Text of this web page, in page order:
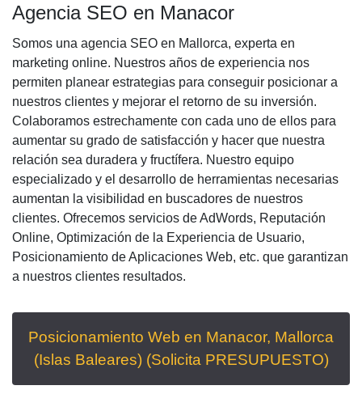
Agencia SEO en Manacor
Somos una agencia SEO en Mallorca, experta en
marketing online. Nuestros años de experiencia nos
permiten planear estrategias para conseguir posicionar a
nuestros clientes y mejorar el retorno de su inversión.
Colaboramos estrechamente con cada uno de ellos para
aumentar su grado de satisfacción y hacer que nuestra
relación sea duradera y fructífera. Nuestro equipo
especializado y el desarrollo de herramientas necesarias
aumentan la visibilidad en buscadores de nuestros
clientes. Ofrecemos servicios de AdWords, Reputación
Online, Optimización de la Experiencia de Usuario,
Posicionamiento de Aplicaciones Web, etc. que garantizan
a nuestros clientes resultados.
Posicionamiento Web en Manacor, Mallorca
(Islas Baleares) (Solicita PRESUPUESTO)